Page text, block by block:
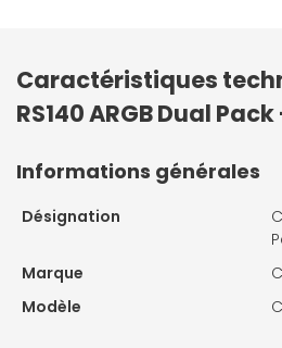
Caractéristiques
RS140 ARGB Dual
Informations générales
Désignation
Marque
Modèle